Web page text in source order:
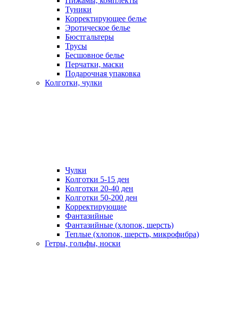
Туники
Корректирующее белье
Эротическое белье
Бюстгальтеры
Трусы
Бесшовное белье
Перчатки, маски
Подарочная упаковка
Колготки, чулки
Чулки
Колготки 5-15 ден
Колготки 20-40 ден
Колготки 50-200 ден
Корректирующие
Фантазийные
Фантазийные (хлопок, шерсть)
Теплые (хлопок, шерсть, микрофибра)
Гетры, гольфы, носки